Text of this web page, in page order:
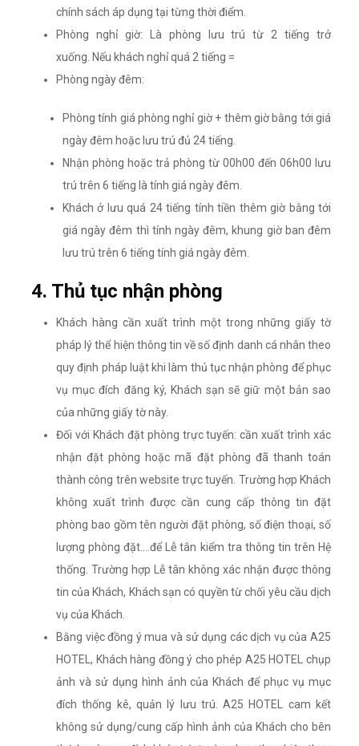
chính sách áp dụng tại từng thời điểm.
Phòng nghỉ giờ: Là phòng lưu trú từ 2 tiếng trở
xuống. Nếu khách nghỉ quá 2 tiếng =
Phòng ngày đêm:
Phòng tính giá phòng nghỉ giờ + thêm giờ bằng tới giá
ngày đêm hoặc lưu trú đủ 24 tiếng.
Nhận phòng hoặc trả phòng từ 00h00 đến 06h00 lưu
trú trên 6 tiếng là tính giá ngày đêm.
Khách ở lưu quá 24 tiếng tính tiền thêm giờ bằng tới
giá ngày đêm thì tính ngày đêm, khung giờ ban đêm
lưu trú trên 6 tiếng tính giá ngày đêm.
4. Thủ tục nhận phòng
Khách hàng cần xuất trình một trong những giấy tờ
pháp lý thể hiện thông tin về số định danh cá nhân theo
quy định pháp luật khi làm thủ tục nhận phòng để phục
vụ mục đích đăng ký, Khách sạn sẽ giữ một bản sao
của những giấy tờ này.
Đối với Khách đặt phòng trực tuyến: cần xuất trình xác
nhận đặt phòng hoặc mã đặt phòng đã thanh toán
thành công trên website trực tuyến. Trường hợp Khách
không xuất trình được cần cung cấp thông tin đặt
phòng bao gồm tên người đặt phòng, số điện thoại, số
lượng phòng đặt....để Lễ tân kiểm tra thông tin trên Hệ
thống. Trường hợp Lễ tân không xác nhận được thông
tin của Khách, Khách sạn có quyền từ chối yêu cầu dịch
vụ của Khách.
Bằng việc đồng ý mua và sử dụng các dịch vụ của A25
HOTEL, Khách hàng đồng ý cho phép A25 HOTEL chụp
ảnh và sử dụng hình ảnh của Khách để phục vụ mục
đích thống kê, quản lý lưu trú. A25 HOTEL cam kết
không sử dụng/cung cấp hình ảnh của Khách cho bên